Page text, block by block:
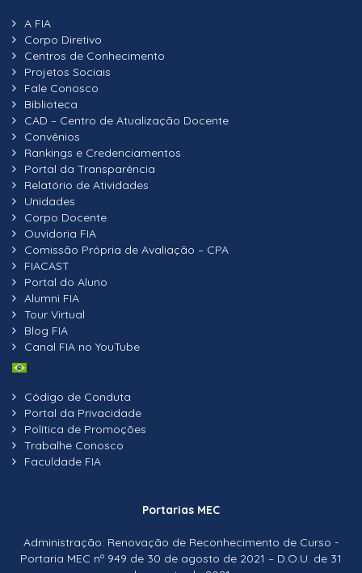
A FIA
Corpo Diretivo
Centros de Conhecimento
Projetos Sociais
Fale Conosco
Biblioteca
CAD – Centro de Atualização Docente
Convênios
Rankings e Credenciamentos
Portal da Transparência
Relatório de Atividades
Unidades
Corpo Docente
Ouvidoria FIA
Comissão Própria de Avaliação – CPA
FIACAST
Portal do Aluno
Alumni FIA
Tour Virtual
Blog FIA
Canal FIA no YouTube
Código de Conduta
Portal da Privacidade
Política de Promoções
Trabalhe Conosco
Faculdade FIA
Portarias MEC
Administração: Renovação de Reconhecimento de Curso -
Portaria MEC nº 949 de 30 de agosto de 2021 – D.O.U. de 31